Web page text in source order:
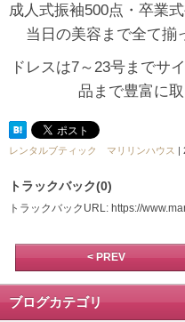
成人式振袖500点・卒業
当日の美容まで全て揃
ドレスは7～23号までサ
品まで豊富に
レンタルブティック マリリンハウス |
トラックバック(0)
トラックバックURL: https://
< PREV
ブログカテゴリ